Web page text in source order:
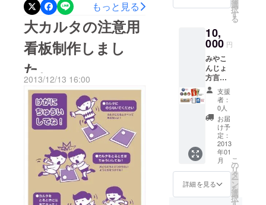
だいた皆様、本当にありが
とうございました。 心より
感謝！御礼申し上げます！
もっと見る
大カルタの注意用
看板制作しまし
た。
2013/12/13 16:00
みやこ
んじょ
ルタ（1
セッ
ト）
選
択
す
る
10,
000 円
みやこ
んじょ
方言
バッジ
名前入
り（直
径
5.3cm
）1個
みやこ
んじょ
方言
バッジ
（5.3c
m）3個
みやこ
支援
者：
0人
お届
け予
定：
2013
年01
月
詳細を見る
こ
の
リ
タ
ー
ン
を
選
択